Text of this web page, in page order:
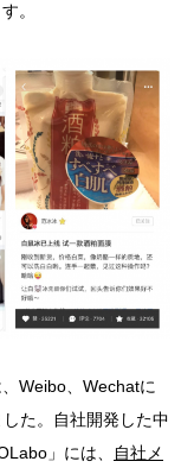
。
Weibo、Wechatに
た。自社開発した中
」には、
自社メ